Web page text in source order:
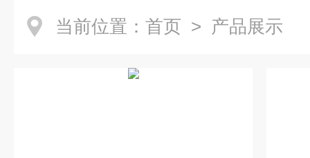
当前位置： 首页 > 产品展示